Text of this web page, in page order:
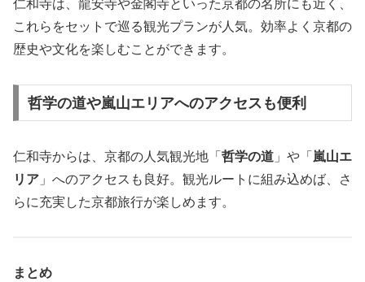
仁和寺は、龍安寺や金閣寺といった京都の名所にも近く、
これらをセットで巡る観光プランが人気。効率よく京都の
歴史や文化を楽しむことができます。
哲学の道や嵐山エリアへのアクセスも便利
仁和寺からは、京都の人気観光地「 哲学の道 」や「 嵐山エ
リア 」へのアクセスも良好。観光ルートに組み込めば、さ
らに充実した京都旅行が楽しめます。
まとめ